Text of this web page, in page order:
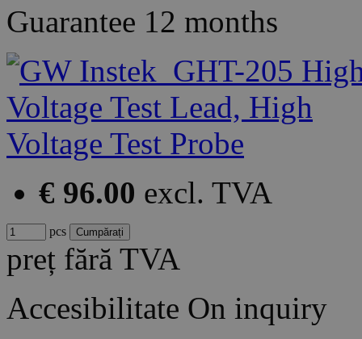
Guarantee 12 months
€ 96.00 excl. TVA
pcs
preț fără TVA
Accesibilitate On inquiry